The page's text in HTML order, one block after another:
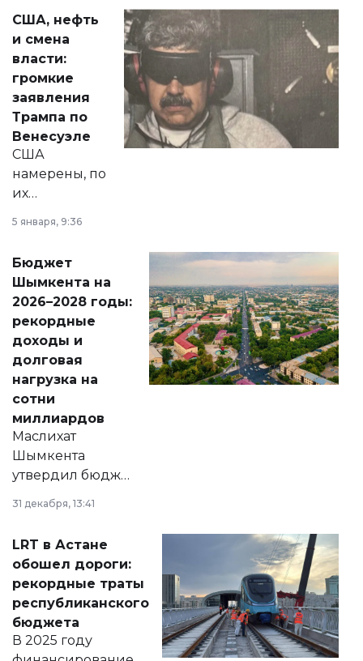
актуальных тем —
от слухов о
политических
реформах до
вопросов армии,
экономики и
личного здоровья.
США, нефть
и смена
власти:
громкие
заявления
Трампа по
Венесуэле
США
намерены, по
их
принести
народу
Венесуэлы.
5 января, 9:36
Бюджет
Шымкента на
2026–2028 годы:
рекордные
доходы и
долговая
нагрузка на
сотни
миллиардов
Маслихат
Шымкента
утвердил бюджет
города на 2026–
2028 годы.
документ
появился в базе
нормативных
правовых актов и
на сайте маслихат
города.
31 декабря, 13:41
LRT в Астане
обошел дороги:
рекордные траты
республиканского
бюджета
В 2025 году